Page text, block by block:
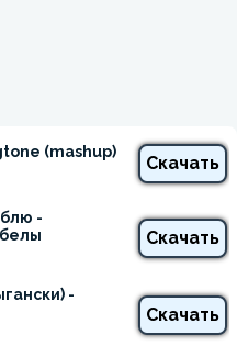
(mashup)
Скачать
-
Скачать
-
Скачать